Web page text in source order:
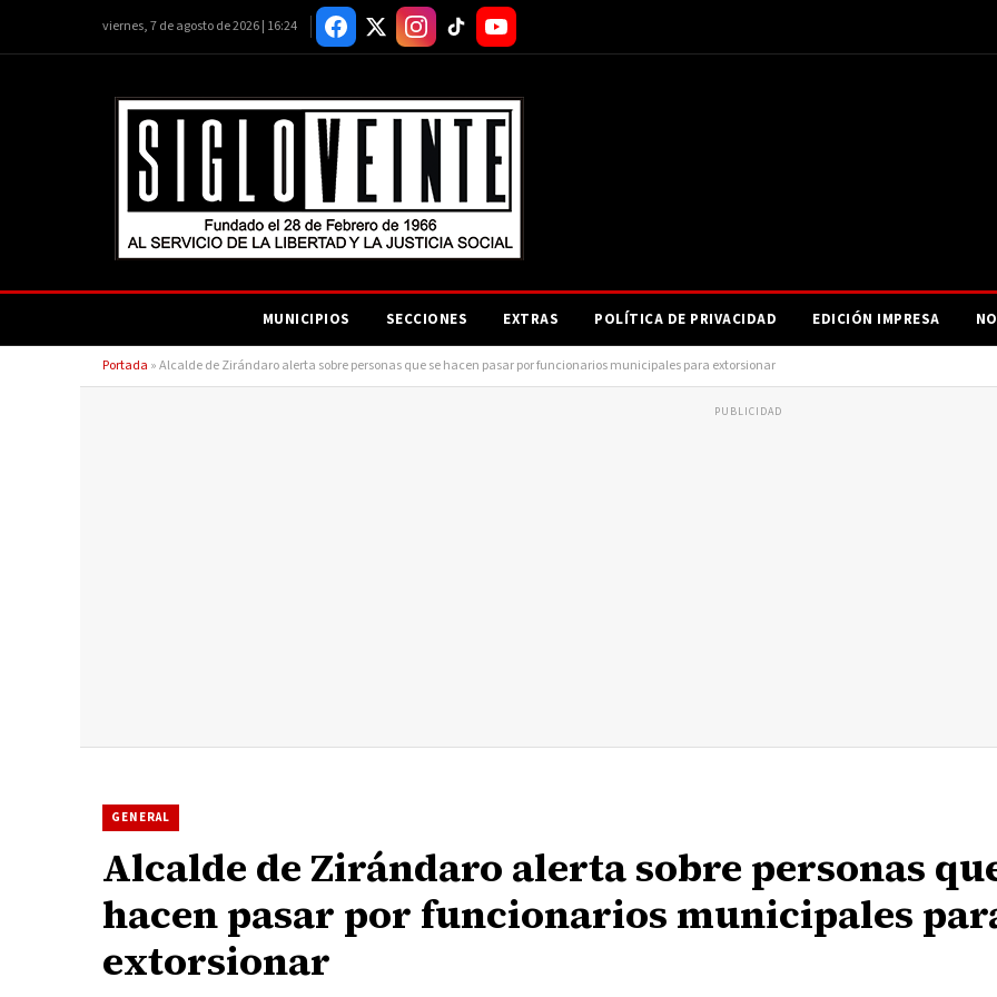
viernes, 7 de agosto de 2026 | 16:24
MUNICIPIOS SECCIONES EXTRAS POLÍTICA DE PRIVACIDAD EDICIÓN IMPRESA
Portada »Alcalde de Zirándaro alerta sobre personas que se hacen pasar por funcionarios municipales para extorsionar
PUBLICIDAD
GENERAL
Alcalde de Zirándaro alerta sobre personas
hacen pasar por funcionarios municipales
extorsionar